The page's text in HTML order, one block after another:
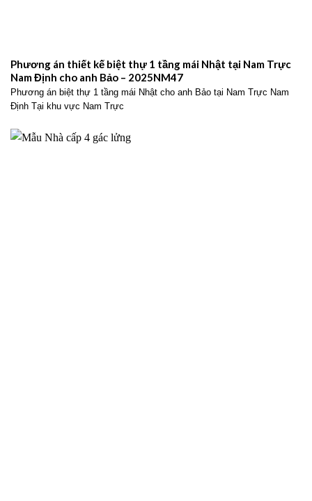
Phương án thiết kế biệt thự 1 tầng mái Nhật tại Nam Trực
Nam Định cho anh Bảo – 2025NM47
Phương án biệt thự 1 tầng mái Nhật cho anh Bảo tại Nam Trực Nam
Định Tại khu vực Nam Trực